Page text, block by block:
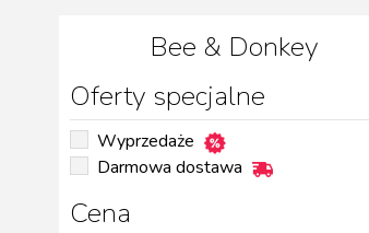
Bee & Donkey
Oferty specjalne
Wyprzedaże
Darmowa dostawa
Cena